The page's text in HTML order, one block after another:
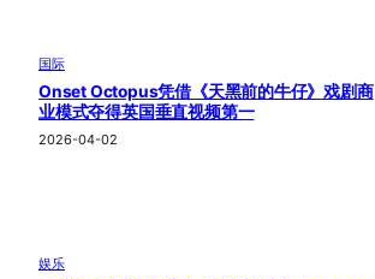
国际
Onset Octopus凭借《天黑前的牛仔》戏剧商
业模式夺得英国垂直视频第一
2026-04-02
娱乐